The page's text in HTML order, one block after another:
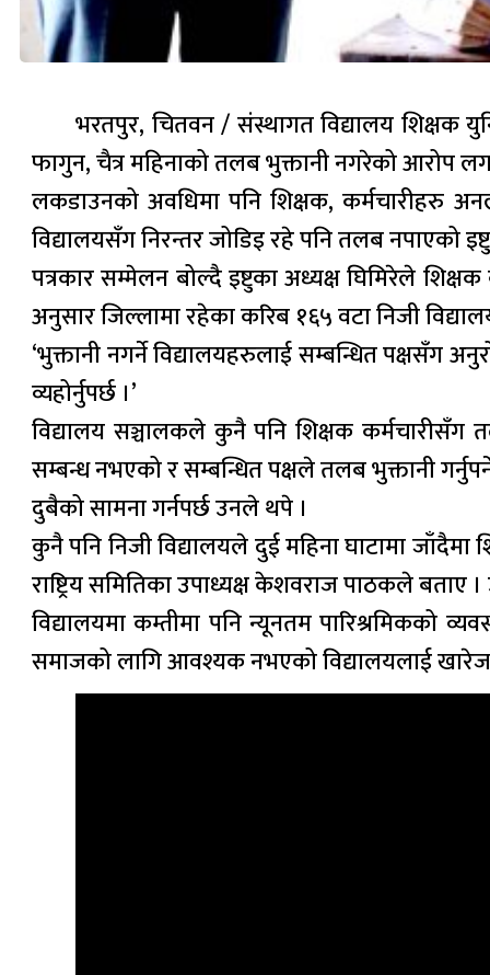
भरतपुर, चितवन / संस्थागत विद्यालय शिक्षक
फागुन, चैत्र महिनाको तलब भुक्तानी नगरेको आरोप
लकडाउनको अवधिमा पनि शिक्षक, कर्मचारीहरु
विद्यालयसँग निरन्तर जोडिइ रहे पनि तलब नपाएको
पत्रकार सम्मेलन बोल्दै इष्टुका अध्यक्ष घिमिरेले
अनुसार जिल्लामा रहेका करिब १६५ वटा निजी
‘भुक्तानी नगर्ने विद्यालयहरुलाई सम्बन्धित पक्षसँग
व्यहोर्नुपर्छ ।’
विद्यालय सञ्चालकले कुनै पनि शिक्षक
सम्बन्ध नभएको र सम्बन्धित पक्षले तलब भुक्तानी
दुबैको सामना गर्नपर्छ उनले थपे ।
कुनै पनि निजी विद्यालयले दुई महिना घाटामा जाँदैमा
राष्ट्रिय समितिका उपाध्यक्ष केशवराज पाठकले
विद्यालयमा कम्तीमा पनि न्यूनतम पारिश्रमिकको
समाजको लागि आवश्यक नभएको विद्यालयलाई खारेज